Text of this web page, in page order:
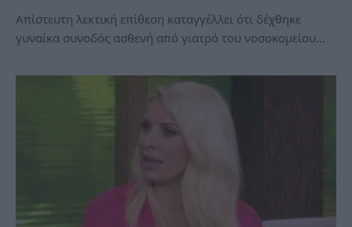
Απίστευτη λεκτική επίθεση καταγγέλλει ότι δέχθηκε
γυναίκα συνοδός ασθενή από γιατρό του νοσοκομείου…